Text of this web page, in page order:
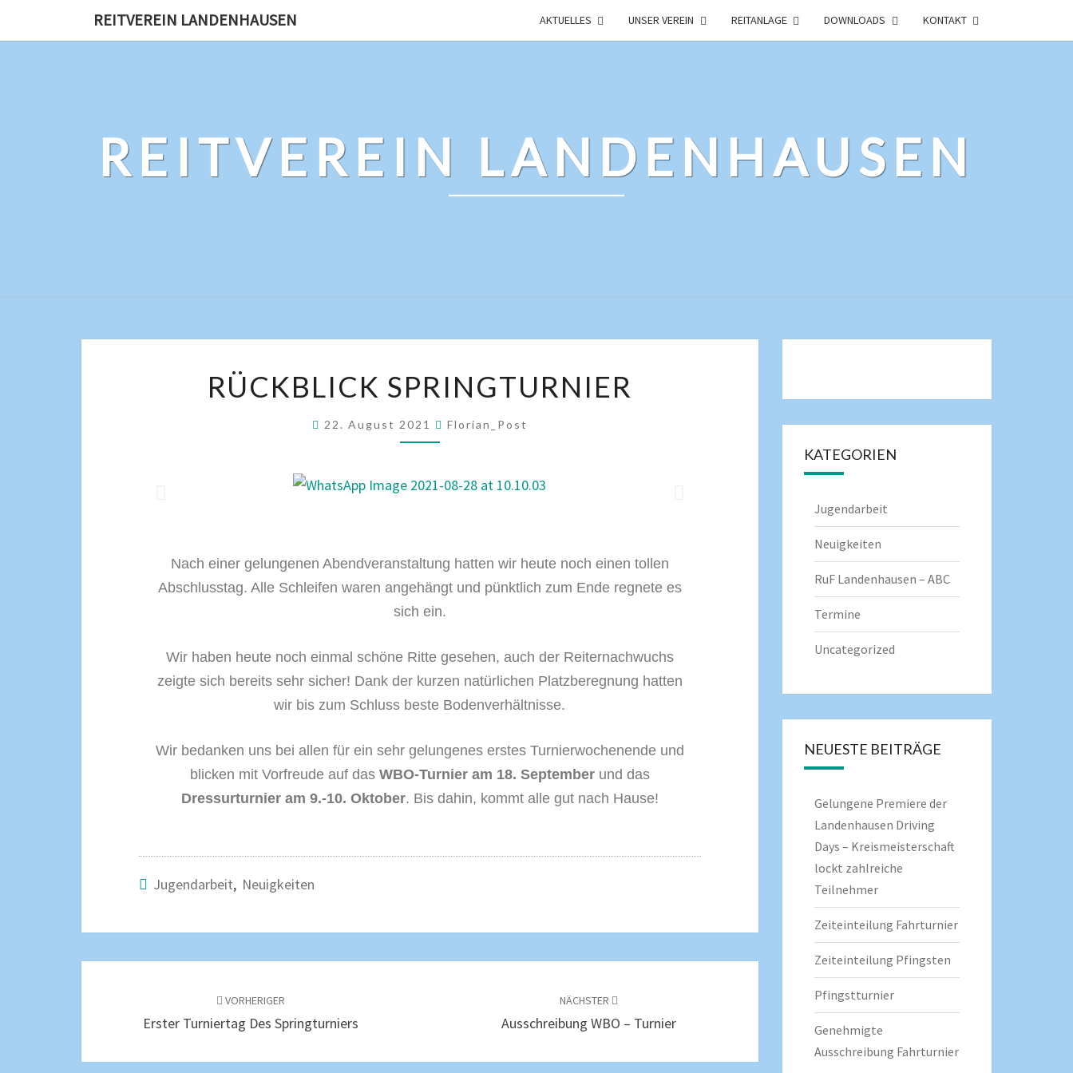
REITVEREIN LANDENHAUSEN AKTUELLES UNSER VEREIN REITANLAGE DOWNLOADS KONTAKT
REITVEREIN LANDENHAUSEN
RÜCKBLICK SPRINGTURNIER
22. August 2021 Florian_Post
Nach einer gelungenen Abendveranstaltung hatten wir heute noch einen tollen
Abschlusstag. Alle Schleifen waren angehängt und pünktlich zum Ende regnete es
sich ein.
Wir haben heute noch einmal schöne Ritte gesehen, auch der Reiternachwuchs
zeigte sich bereits sehr sicher! Dank der kurzen natürlichen Platzberegnung hatten
wir bis zum Schluss beste Bodenverhältnisse.
Wir bedanken uns bei allen für ein sehr gelungenes erstes Turnierwochenende und
blicken mit Vorfreude auf das WBO-Turnier am 18. Septemberund das
Dressurturnier am 9.-10. Oktober. Bis dahin, kommt alle gut nach Hause!
Jugendarbeit, Neuigkeiten
VORHERIGER
Erster Turniertag Des Springturniers
NÄCHSTER
Ausschreibung WBO – Turnier
KATEGORIEN
Jugendarbeit
Neuigkeiten
RuF Landenhausen – ABC
Termine
Uncategorized
NEUESTE BEITRÄGE
Gelungene Premiere der
Landenhausen Driving
Days – Kreismeisterschaft
lockt zahlreiche
Teilnehmer
Zeiteinteilung Fahrturnier
Zeiteinteilung Pfingsten
Pfingstturnier
Genehmigte
Ausschreibung Fahrturnier